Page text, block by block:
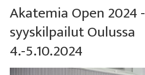
Akatemia Open 2024 -
syyskilpailut Oulussa
4.-5.10.2024